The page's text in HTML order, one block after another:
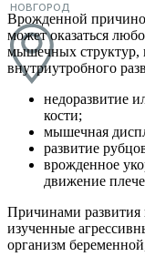
НОВГОРОД
Врожденной
может оказаться
мышечных структур,
внутриутробного
недоразвитие
кости;
мышечная
развитие
врожденное
движение
Причинами развития
изученные
организм